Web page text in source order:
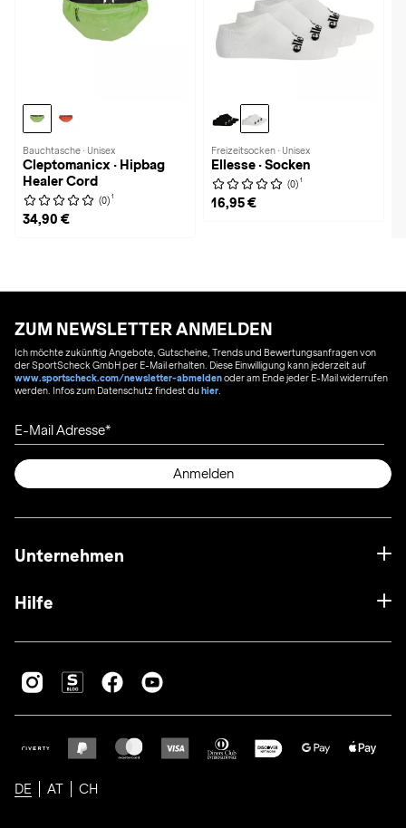
Bauchtasche · Unisex
Cleptomanicx · Hipbag
Healer Cord
(0) 1
34,90 €
Freizeitsocken · Unisex
Ellesse · Socken
(0) 1
16,95 €
ZUM NEWSLETTER ANMELDEN
Ich möchte zukünftig Angebote, Gutscheine, Trends und Bewertungsanfragen von
der SportScheck GmbH per E-Mail erhalten. Diese Einwilligung kann jederzeit auf
www.sportscheck.com/newsletter-abmeldenoder am Ende jeder E-Mail widerrufen
werden. Infos zum Datenschutz findest duhier
E-Mail Adresse
Anmelden
Unternehmen
Hilfe
DE AT CH